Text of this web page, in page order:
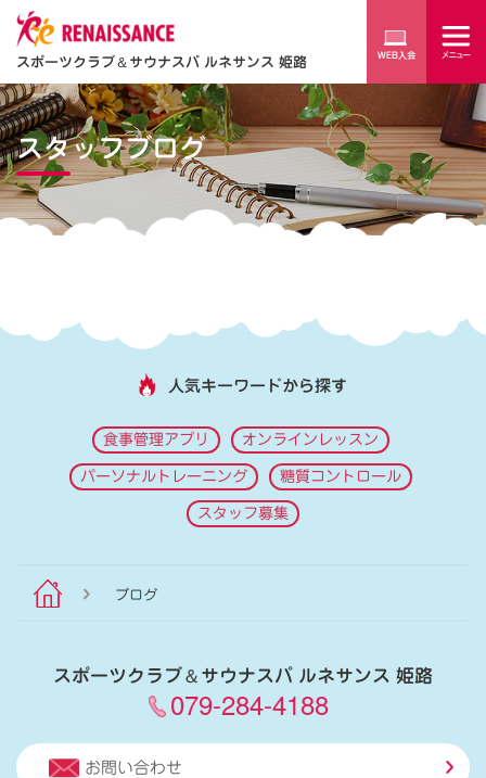
スポーツクラブ＆サウナスパ ルネサンス 姫路
スタッフブログ
人気キーワードから探す
食事管理アプリ オンラインレッスン
パーソナルトレーニング 糖質コントロール
スタッフ募集
ブログ
スポーツクラブ＆サウナスパ ルネサンス 姫路
079-284-4188
お問い合わせ